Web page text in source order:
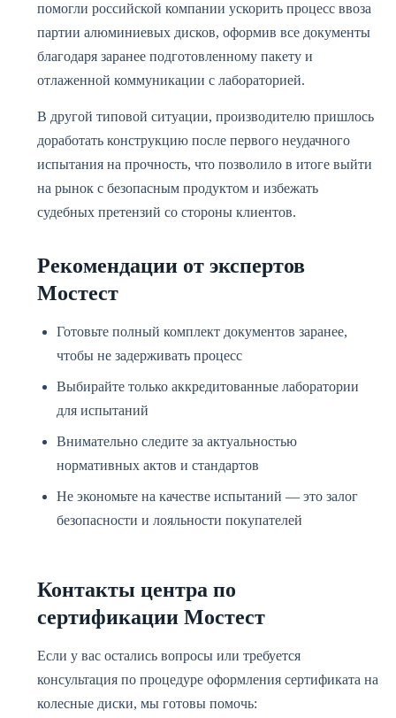
помогли российской компании ускорить процесс ввоза
партии алюминиевых дисков, оформив все документы
благодаря заранее подготовленному пакету и
отлаженной коммуникации с лабораторией.
В другой типовой ситуации, производителю пришлось
доработать конструкцию после первого неудачного
испытания на прочность, что позволило в итоге выйти
на рынок с безопасным продуктом и избежать
судебных претензий со стороны клиентов.
Рекомендации от экспертов
Мостест
Готовьте полный комплект документов заранее,
чтобы не задерживать процесс
Выбирайте только аккредитованные лаборатории
для испытаний
Внимательно следите за актуальностью
нормативных актов и стандартов
Не экономьте на качестве испытаний — это залог
безопасности и лояльности покупателей
Контакты центра по
сертификации Мостест
Если у вас остались вопросы или требуется
консультация по процедуре оформления сертификата на
колесные диски, мы готовы помочь: